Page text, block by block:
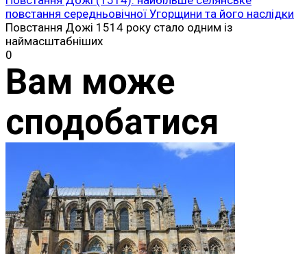
повстання середньовічної Угорщини та його наслідки
Повстання Дожі 1514 року стало одним із
наймасштабніших
0
Вам може
сподобатися